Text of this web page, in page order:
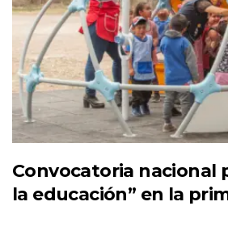
Convocatoria nacional
la educación” en la